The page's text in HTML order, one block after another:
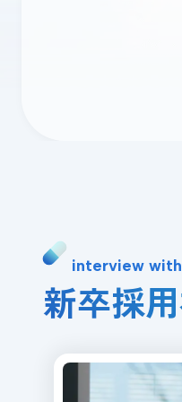
interview
新卒採